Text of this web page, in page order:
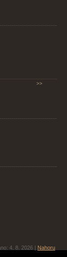
>>
4. 8. 2026
Nahoru